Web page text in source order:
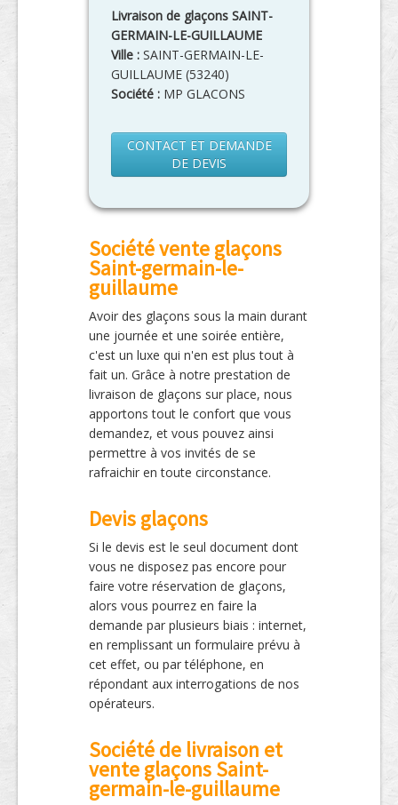
Livraison de glaçons SAINT-
GERMAIN-LE-GUILLAUME
Ville : SAINT-GERMAIN-LE-
GUILLAUME (53240)
Société : MP GLACONS
CONTACT ET DEMANDE
DE DEVIS
Société vente glaçons
Saint-germain-le-
guillaume
Avoir des glaçons sous la main durant
une journée et une soirée entière,
c'est un luxe qui n'en est plus tout à
fait un. Grâce à notre prestation de
livraison de glaçons sur place, nous
apportons tout le confort que vous
demandez, et vous pouvez ainsi
permettre à vos invités de se
rafraichir en toute circonstance.
Devis glaçons
Si le devis est le seul document dont
vous ne disposez pas encore pour
faire votre réservation de glaçons,
alors vous pourrez en faire la
demande par plusieurs biais : internet,
en remplissant un formulaire prévu à
cet effet, ou par téléphone, en
répondant aux interrogations de nos
opérateurs.
Société de livraison et
vente glaçons Saint-
germain-le-guillaume